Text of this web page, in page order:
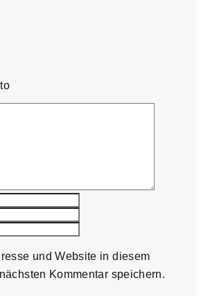
und Website in diesem
Kommentar speichern.